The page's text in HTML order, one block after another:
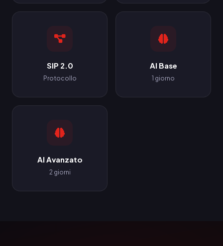
SIP 2.0
Protocollo
AI Base
1 giorno
AI Avanzato
2 giorni